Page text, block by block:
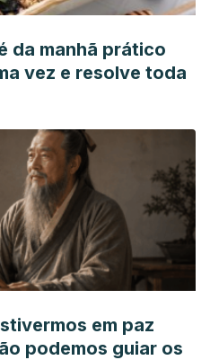
da manhã prático
vez e resolve toda
em paz
podemos guiar os